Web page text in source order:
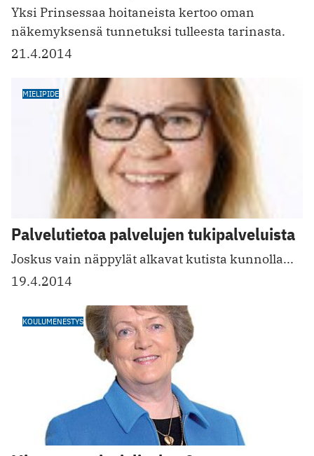
Yksi Prinsessaa hoitaneista kertoo oman
näkemyksensä tunnetuksi tulleesta tarinasta.
21.4.2014
MIELIPIDE
Palvelutietoa palvelujen tukipalveluista
Joskus vain näppylät alkavat kutista kunnolla...
19.4.2014
KOULUMENESTYS